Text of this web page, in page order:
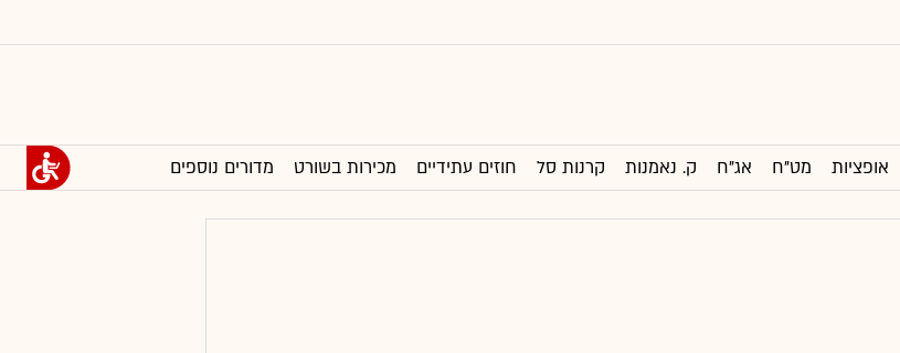
אופציות מט"ח אג"ח ק. נאמנות קרנות סל חוזים עתידיים מכירות בשורט מדורים נוספים